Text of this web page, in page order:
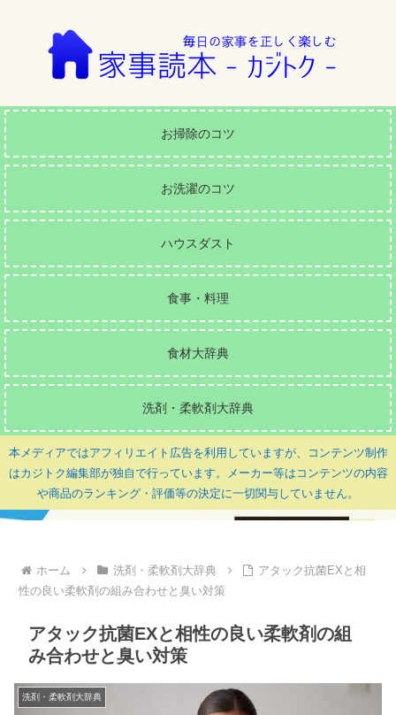
お掃除のコツ
お洗濯のコツ
ハウスダスト
食事・料理
食材大辞典
洗剤・柔軟剤大辞典
本メディアではアフィリエイト広告を利用していますが、コンテンツ制作
はカジトク編集部が独自で行っています。メーカー等はコンテンツの内容
や商品のランキング・評価等の決定に一切関与していません。
ホーム 洗剤・柔軟剤大辞典
アタック抗菌EXと相
性の良い柔軟剤の組み合わせと臭い対策
アタック抗菌EXと相性の良い柔軟剤の組
み合わせと臭い対策
洗剤・柔軟剤大辞典